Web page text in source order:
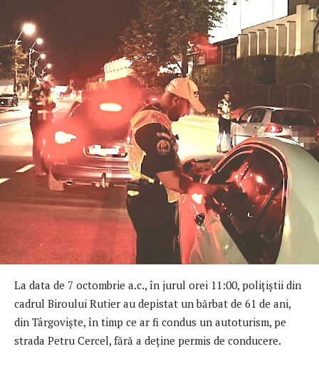
La data de 7 octombrie a.c., în jurul orei 11:00, polițiștii din
cadrul Biroului Rutier au depistat un bărbat de 61 de ani,
din Târgoviște, în timp ce ar fi condus un autoturism, pe
strada Petru Cercel, fără a deține permis de conducere.